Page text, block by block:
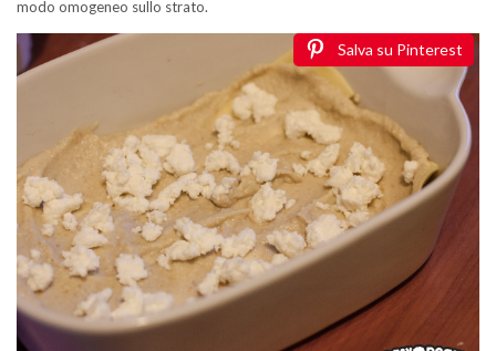
modo omogeneo sullo strato.
Salva su Pinterest